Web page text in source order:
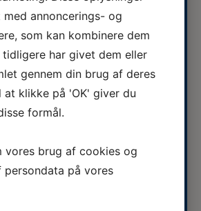
søges til
JA til den nye
mellem Veterinærsygeplejerskernes
(DA) om løn og ansættelsesvilk...
annoncerings- og
som kan kombinere dem
har givet dem eller
gennem din brug af deres
at klikke på 'OK' giver du
formål.
vores brug af cookies og
persondata på vores